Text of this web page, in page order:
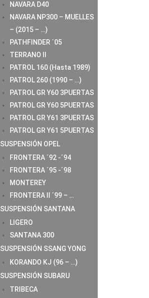
NAVARA D40
NAVARA NP300 – MUELLES
– (2015 – …)
PATHFINDER ´05
TERRANO II
PATROL 160 (Hasta 1989)
PATROL 260 (1990 – …)
PATROL GR Y60 3PUERTAS
PATROL GR Y60 5PUERTAS
PATROL GR Y61 3PUERTAS
PATROL GR Y61 5PUERTAS
SUSPENSIÓN OPEL
FRONTERA ´92 -´94
FRONTERA ´95 -´98
MONTEREY
FRONTERA II ´99 – …
SUSPENSIÓN SANTANA
LIGERO
SANTANA 300
SUSPENSIÓN SSANG YONG
KORANDO KJ (96 – …)
SUSPENSIÓN SUBARU
TRIBECA